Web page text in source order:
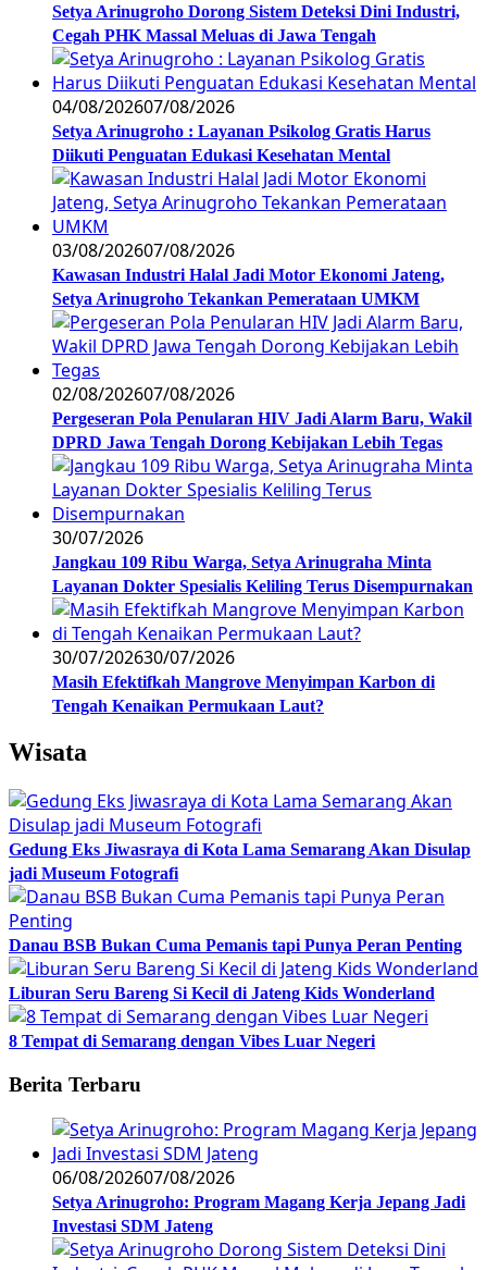
Setya Arinugroho Dorong Sistem Deteksi Dini Industri,
Cegah PHK Massal Meluas di Jawa Tengah
04/08/202607/08/2026
Setya Arinugroho : Layanan Psikolog Gratis Harus
Diikuti Penguatan Edukasi Kesehatan Mental
03/08/202607/08/2026
Kawasan Industri Halal Jadi Motor Ekonomi Jateng,
Setya Arinugroho Tekankan Pemerataan UMKM
02/08/202607/08/2026
Pergeseran Pola Penularan HIV Jadi Alarm Baru, Wakil
DPRD Jawa Tengah Dorong Kebijakan Lebih Tegas
30/07/2026
Jangkau 109 Ribu Warga, Setya Arinugraha Minta
Layanan Dokter Spesialis Keliling Terus Disempurnakan
30/07/202630/07/2026
Masih Efektifkah Mangrove Menyimpan Karbon di
Tengah Kenaikan Permukaan Laut?
Wisata
Gedung Eks Jiwasraya di Kota Lama Semarang Akan Disulap
jadi Museum Fotografi
Danau BSB Bukan Cuma Pemanis tapi Punya Peran Penting
Liburan Seru Bareng Si Kecil di Jateng Kids Wonderland
8 Tempat di Semarang dengan Vibes Luar Negeri
Berita Terbaru
06/08/202607/08/2026
Setya Arinugroho: Program Magang Kerja Jepang Jadi
Investasi SDM Jateng